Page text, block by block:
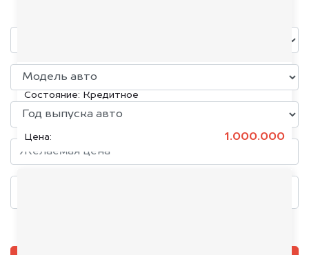
KIA K5, 2020
Состояние: Кредитное
Цена: 1.000.000